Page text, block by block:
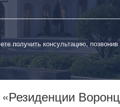
получить консультацию,